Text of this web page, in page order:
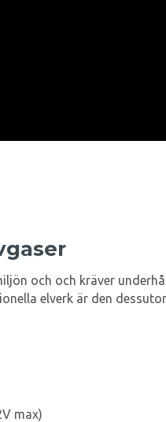
och och kräver
elverk är den
max)